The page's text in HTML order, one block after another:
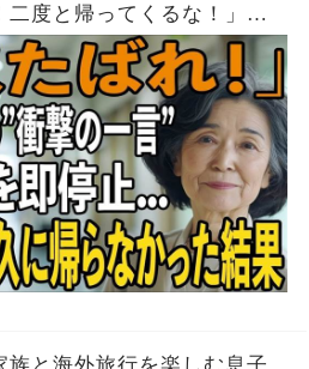
二度と帰ってくるな！」→
夫婦へ仕送りを停止し、永